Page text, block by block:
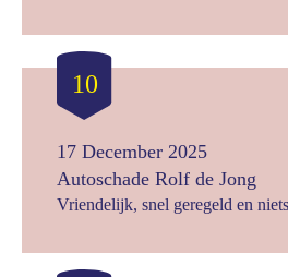
10
17 December 2025
Autoschade Rolf de Jong
Vriendelijk, snel geregeld en